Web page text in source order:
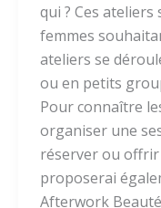
qui ? Ces ateliers
femmes
ateliers se
ou en petits
Pour connaître
organiser une
réserver ou offrir
proposerai
Afterwork